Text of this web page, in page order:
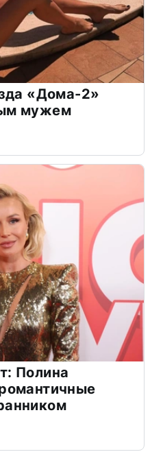
«Дома-2»
мужем
Полина